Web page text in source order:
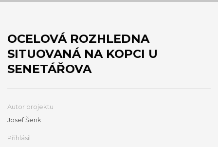
OCELOVÁ ROZHLEDNA
SITUOVANÁ NA KOPCI U
SENETÁŘOVA
Autor projektu
Josef Šenk
Přihlásil